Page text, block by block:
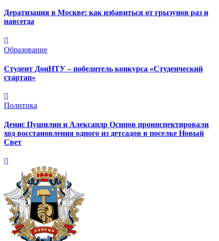
Дератизация в Москве: как избавиться от грызунов раз и
навсегда
Образование
Студент ДонНТУ – победитель конкурса «Студенческий
стартап»
Политика
Денис Пушилин и Александр Осипов проинспектировали
ход восстановления одного из детсадов в поселке Новый
Свет